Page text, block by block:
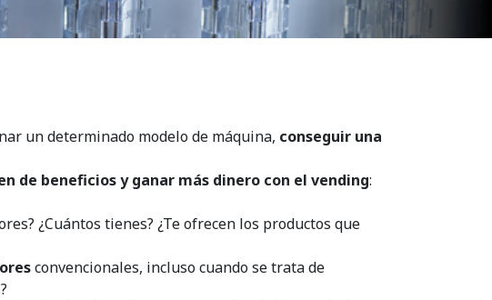
un determinado modelo de máquina, conseguir una
de beneficios y ganar más dinero con el vending:
¿Cuántos tienes? ¿Te ofrecen los productos que
convencionales, incluso cuando se trata de